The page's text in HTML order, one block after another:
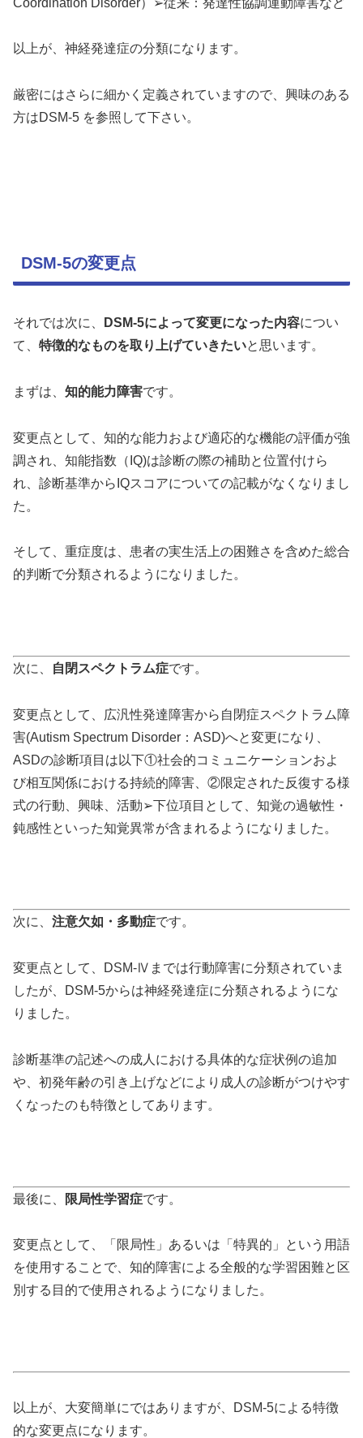
以上が、神経発達症の分類になります。
厳密にはさらに細かく定義されていますので、興味のある
方はDSM-5 を参照して下さい。
DSM-5の変更点
それでは次に、 DSM-5によって変更になった内容につい
て、 特徴的なものを取り上げていきたいと思います。
まずは、 知的能力障害です。
変更点として、知的な能力および適応的な機能の評価が強
調され、知能指数（IQ)は診断の際の補助と位置付けら
れ、診断基準からIQスコアについての記載がなくなりまし
た。
そして、重症度は、患者の実生活上の困難さを含めた総合
的判断で分類されるようになりました。
次に、 自閉スペクトラム症です。
変更点として、広汎性発達障害から自閉症スペクトラム障
害(Autism Spectrum Disorder：ASD)へと変更になり、
ASDの診断項目は以下①社会的コミュニケーションおよ
び相互関係における持続的障害、②限定された反復する様
式の行動、興味、活動➢下位項目として、知覚の過敏性・
鈍感性といった知覚異常が含まれるようになりました。
次に、 注意欠如・多動症です。
変更点として、DSM-Ⅳまでは行動障害に分類されていま
したが、DSM-5からは神経発達症に分類されるようにな
りました。
診断基準の記述への成人における具体的な症状例の追加
や、初発年齢の引き上げなどにより成人の診断がつけやす
くなったのも特徴としてあります。
最後に、 限局性学習症です。
変更点として、「限局性」あるいは「特異的」という用語
を使用することで、知的障害による全般的な学習困難と区
別する目的で使用されるようになりました。
以上が、大変簡単にではありますが、DSM-5による特徴
的な変更点になります。